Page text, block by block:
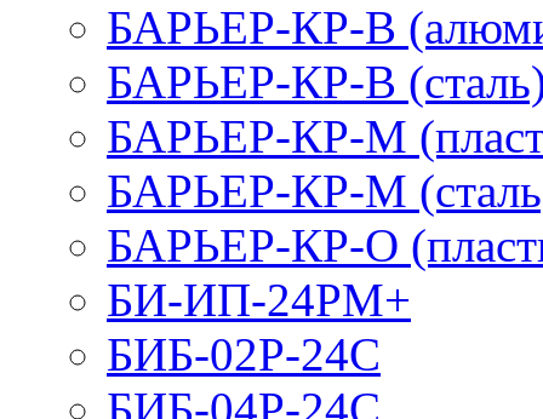
БАРЬЕР-КР-В
БАРЬЕР-КР-В
БАРЬЕР-КР-М
БАРЬЕР-КР-М
БАРЬЕР-КР-О
БИ-ИП-24РМ+
БИБ-02Р-24С